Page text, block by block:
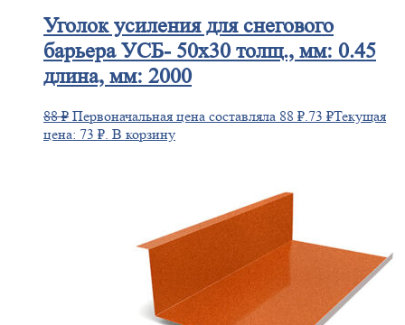
Уголокусиления для снегового
барьера УСБ- 50х30 толщ., мм: 0.45
длина, мм: 2000
88₽ Первоначальная цена составляла 88 ₽.73 ₽Текущая
цена: 73 ₽. В корзину